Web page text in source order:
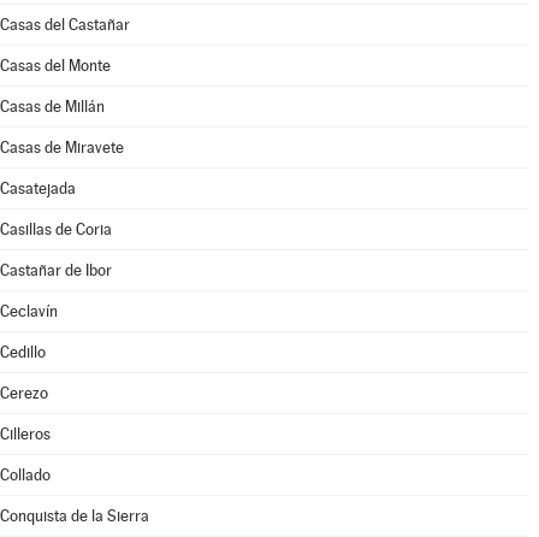
Casas del Castañar
Casas del Monte
Casas de Millán
Casas de Miravete
Casatejada
Casillas de Coria
Castañar de Ibor
Ceclavín
Cedillo
Cerezo
Cilleros
Collado
Conquista de la Sierra